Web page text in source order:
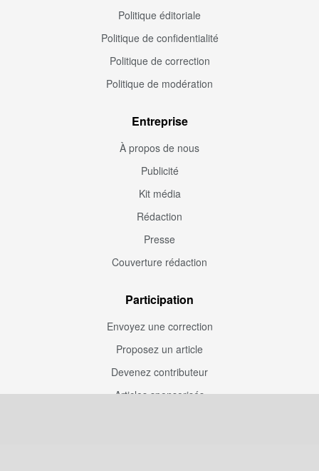
Politique éditoriale
Politique de confidentialité
Politique de correction
Politique de modération
Entreprise
À propos de nous
Publicité
Kit média
Rédaction
Presse
Couverture rédaction
Participation
Envoyez une correction
Proposez un article
Devenez contributeur
Articles sponsorisés